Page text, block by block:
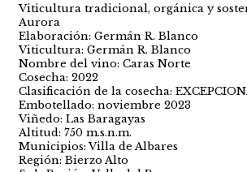
Viticultura tradicional, orgánica y
Aurora
Elaboración: Germán R. Blanco
Viticultura: Germán R. Blanco
Nombre del vino: Caras Norte
Cosecha: 2022
Clasificación de la cosecha:
Embotellado: noviembre 2023
Viñedo: Las Baragayas
Altitud: 750 m.s.n.m.
Municipios: Villa de Albares
Región: Bierzo Alto